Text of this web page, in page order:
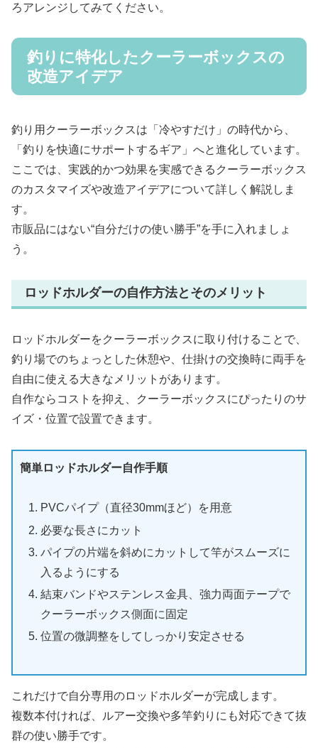
ろアレンジしてみてください。
釣りに特化したクーラーボックスの
改造アイデア
釣り用クーラーボックスは「冷やすだけ」の時代から、
「釣りを快適にサポートするギア」へと進化しています。
ここでは、実践的かつ効果を実感できるクーラーボックス
のカスタマイズや改造アイデアについて詳しく解説しま
す。
市販品にはない“自分だけの使い勝手”を手に入れましょ
う。
ロッドホルダーの自作方法とそのメリット
ロッドホルダーをクーラーボックスに取り付けることで、
釣り場でのちょっとした休憩や、仕掛けの交換時に両手を
自由に使える大きなメリットがあります。
自作ならコストを抑え、クーラーボックスにぴったりのサ
イズ・位置で設置できます。
簡単ロッドホルダー自作手順
PVCパイプ（直径30mmほど）を用意
必要な長さにカット
パイプの片端を斜めにカットして竿がスムーズに
入るようにする
結束バンドやステンレス金具、強力両面テープで
クーラーボックス側面に固定
位置の微調整をしてしっかり安定させる
これだけで自分専用のロッドホルダーが完成します。
複数本付ければ、ルアー交換や多竿釣りにも対応できて抜
群の使い勝手です。